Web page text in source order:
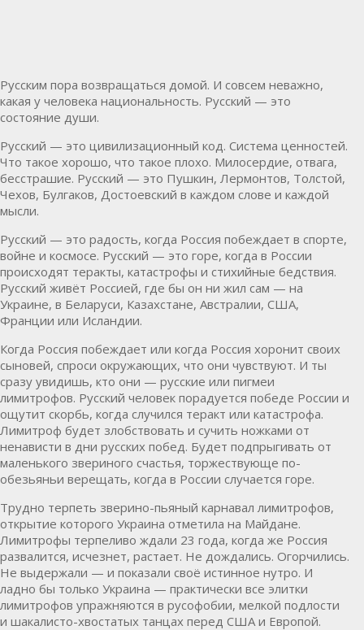
Русским пора возвращаться домой. И совсем неважно,
какая у человека национальность. Русский — это
состояние души.
Русский — это цивилизационный код. Система ценностей.
Что такое хорошо, что такое плохо. Милосердие, отвага,
бесстрашие. Русский — это Пушкин, Лермонтов, Толстой,
Чехов, Булгаков, Достоевский в каждом слове и каждой
мысли.
Русский — это радость, когда Россия побеждает в спорте,
войне и космосе. Русский — это горе, когда в России
происходят теракты, катастрофы и стихийные бедствия.
Русский живёт Россией, где бы он ни жил сам — на
Украине, в Беларуси, Казахстане, Австралии, США,
Франции или Исландии.
Когда Россия побеждает или когда Россия хоронит своих
сыновей, спроси окружающих, что они чувствуют. И ты
сразу увидишь, кто они — русские или пигмеи
лимитрофов. Русский человек порадуется победе России и
ощутит скорбь, когда случился теракт или катастрофа.
Лимитроф будет злобствовать и сучить ножками от
ненависти в дни русских побед. Будет подпрыгивать от
маленького звериного счастья, торжествующе по-
обезьяньи верещать, когда в России случается горе.
Трудно терпеть зверино-пьяный карнавал лимитрофов,
открытие которого Украина отметила на Майдане.
Лимитрофы терпеливо ждали 23 года, когда же Россия
развалится, исчезнет, растает. Не дождались. Огорчились.
Не выдержали — и показали своё истинное нутро. И
ладно бы только Украина — практически все элитки
лимитрофов упражняются в русофобии, мелкой подлости
и шакалисто-хвостатых танцах перед США и Европой.